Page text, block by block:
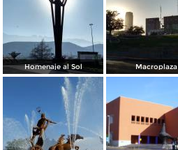
Homenaje al Sol Macroplaza